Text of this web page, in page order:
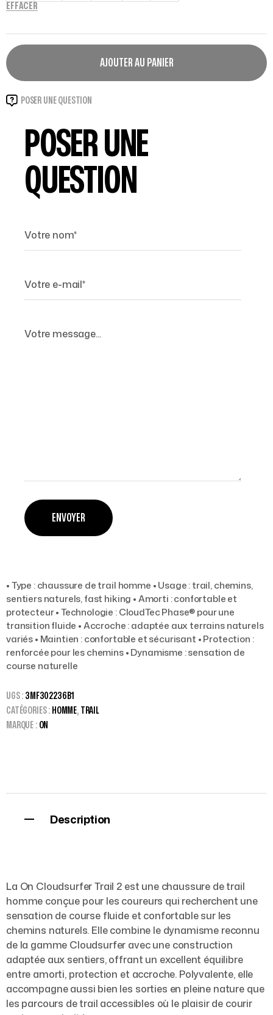
EFFACER
AJOUTER AU PANIER
POSER UNE QUESTION
POSER UNE
QUESTION
• Type : chaussure de trail homme • Usage : trail, chemins,
sentiers naturels, fast hiking • Amorti : confortable et
protecteur • Technologie : CloudTec Phase® pour une
transition fluide • Accroche : adaptée aux terrains naturels
variés • Maintien : confortable et sécurisant • Protection :
renforcée pour les chemins • Dynamisme : sensation de
course naturelle
UGS : 3MF302236B1
CATÉGORIES : HOMME, TRAIL
MARQUE : ON
Description
La On Cloudsurfer Trail 2 est une chaussure de trail
homme conçue pour les coureurs qui recherchent une
sensation de course fluide et confortable sur les
chemins naturels. Elle combine le dynamisme reconnu
de la gamme Cloudsurfer avec une construction
adaptée aux sentiers, offrant un excellent équilibre
entre amorti, protection et accroche. Polyvalente, elle
accompagne aussi bien les sorties en pleine nature que
les parcours de trail accessibles où le plaisir de courir